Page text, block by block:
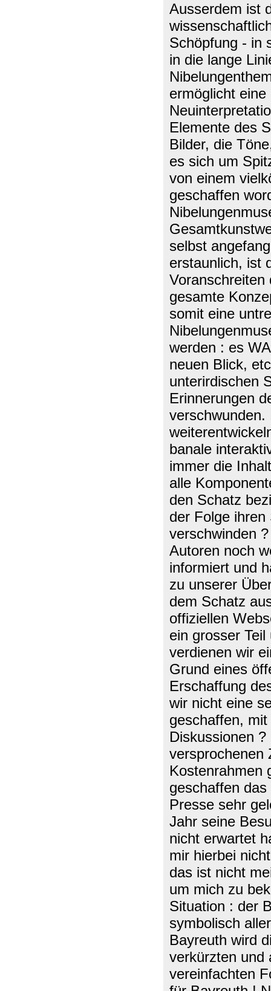
Ausserdem ist
Schöpfung - in
in die lange
ermöglicht
Elemente des
Bilder, die
es sich um
von einem
geschaffen
selbst
erstaunlich, ist
Voranschreiten
gesamte
somit eine
werden : es
neuen Blick,
unterirdischen
Erinnerungen
banale
immer die
alle
den Schatz
der Folge
verschwinden
Autoren noch
informiert und
zu unserer
dem Schatz
offiziellen
ein grosser Teil
verdienen wir
Grund eines
Erschaffung
wir nicht eine
geschaffen,
Diskussionen
versprochenen
Kostenrahmen
geschaffen
Presse sehr
Jahr seine
nicht erwartet
mir hierbei
das ist nicht
um mich zu
Situation : der
symbolisch
Bayreuth wird
verkürzten und
vereinfachten